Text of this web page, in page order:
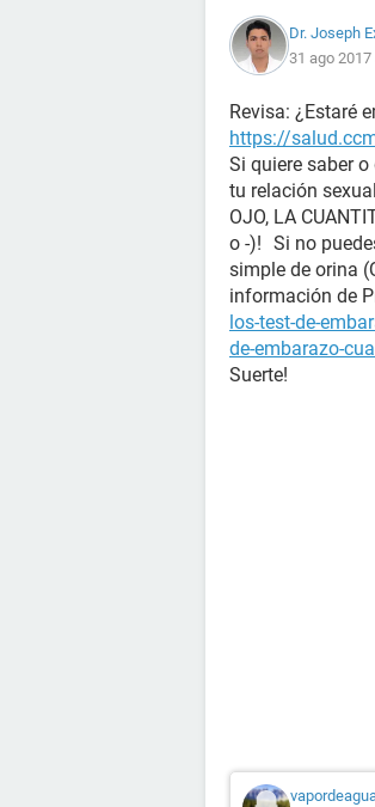
Dr. Joseph
31 ago
Revisa: ¿Estaré
https://
Si quiere saber
tu relación
OJO, LA
o -)! Si no
simple de orina
información de
los-test-de-
de-embarazo-
Suerte!